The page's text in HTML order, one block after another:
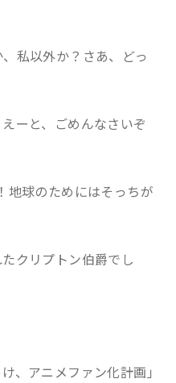
私以外か？さあ、どっ
ーと、ごめんなさいぞ
地球のためにはそっちが
クリプトン伯爵でし
、アニメファン化計画」